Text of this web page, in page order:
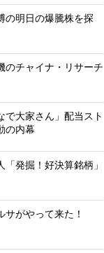
の明日の爆騰株を探
のチャイナ・リサーチ
で大家さん」配当スト
の内幕
「発掘！好決算銘柄」
サがやって来た！